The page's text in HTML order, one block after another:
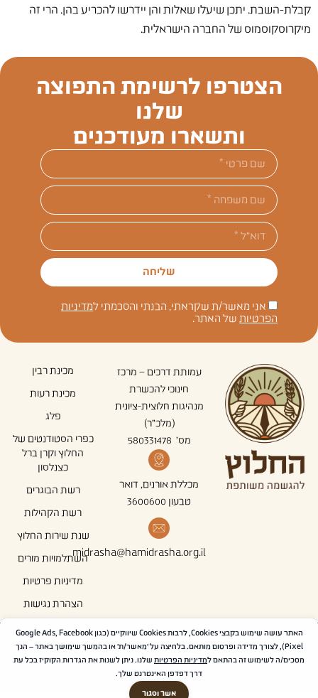
קבלת-השבת. יתכן שיעלו שאלות והן יידרשו להכריע בהן. הרי זה
מיקרוסקוסמוס של החברה הישראלית.
הצטרפו לרשימת התפוצה
שלנו
ותשארו מעודכנים
אני מאשר/ת שקראתי, הבנתי והסכמתי למדיניות
הפרטיותשל האתר.
שליחה
עמותת דרכים – מרכז
חינוכי להכשרת
מנהיגות חלוצית-ציונית
(מלכ"ר)
מס' 580331478
מכללת אורנים, דואר
טבעון 3600600
midrasha@hamidrasha.org.il
מכינת רבין
מכינת רעות
פלג
כפרי הסטודנטים של
החלוץ וקרן ברל
כצנלסון
רשת הבוגרים
רשת הקהילות
שנת שירות החלוץ
השתלמויות מורים
מדיניות פרטיות
הצהרת נגישות
עקבו אחרינו ברשתות
אשר וסגור
האתר עושה שימוש בקבצי Cookies, לרבות Cookies שיווקיים (כגון Google Ads, Facebook
Pixel), לצורך מדידה ופרסום מותאם. בלחיצה על 'מאשר/ת' או בהמשך שימושך באתר – הנך
מסכים/ה לשימוש זה בהתאם למדיניות הפרטיות שלנו. ניתן לשנות את הגדרות הקוקיז בכל עת
דרך דפדפן האינטרנט שלך.